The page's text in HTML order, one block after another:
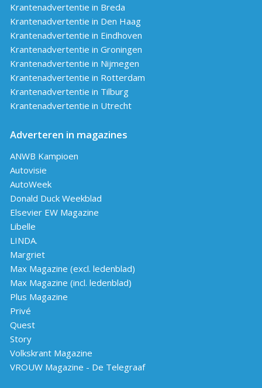
Krantenadvertentie in Breda
Krantenadvertentie in Den Haag
Krantenadvertentie in Eindhoven
Krantenadvertentie in Groningen
Krantenadvertentie in Nijmegen
Krantenadvertentie in Rotterdam
Krantenadvertentie in Tilburg
Krantenadvertentie in Utrecht
Adverteren in magazines
ANWB Kampioen
Autovisie
AutoWeek
Donald Duck Weekblad
Elsevier EW Magazine
Libelle
LINDA.
Margriet
Max Magazine (excl. ledenblad)
Max Magazine (incl. ledenblad)
Plus Magazine
Privé
Quest
Story
Volkskrant Magazine
VROUW Magazine - De Telegraaf